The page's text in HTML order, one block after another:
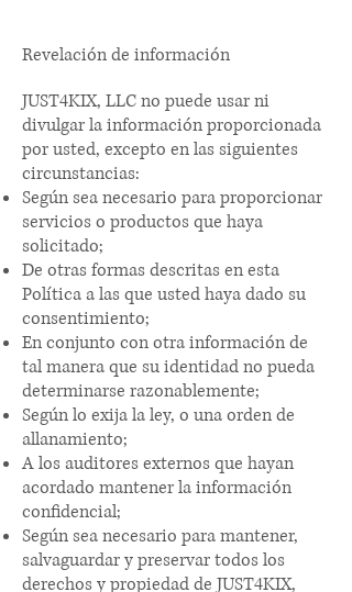
Revelación de información
JUST4KIX, LLC no puede usar ni
divulgar la información proporcionada
por usted, excepto en las siguientes
circunstancias:
Según sea necesario para proporcionar
servicios o productos que haya
solicitado;
De otras formas descritas en esta
Política a las que usted haya dado su
consentimiento;
En conjunto con otra información de
tal manera que su identidad no pueda
determinarse razonablemente;
Según lo exija la ley, o una orden de
allanamiento;
A los auditores externos que hayan
acordado mantener la información
confidencial;
Según sea necesario para mantener,
salvaguardar y preservar todos los
derechos y propiedad de JUST4KIX,